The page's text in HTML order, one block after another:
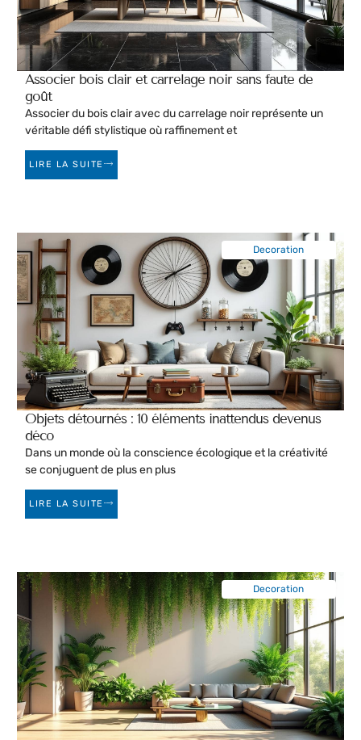
Associer bois clair et carrelage noir sans faute de
goût
Associer du bois clair avec du carrelage noir représente un
véritable défi stylistique où raffinement et
LIRE LA SUITE
Objets détournés : 10 éléments inattendus devenus
déco
Dans un monde où la conscience écologique et la créativité
se conjuguent de plus en plus
LIRE LA SUITE
Decoration
Decoration